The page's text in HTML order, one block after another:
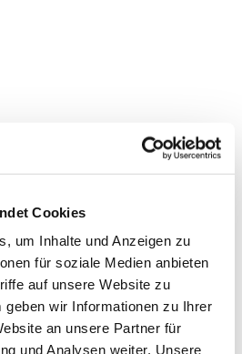
Cookies
um Inhalte und Anzeigen zu
für soziale Medien anbieten
auf unsere Website zu
geben wir Informationen zu Ihrer
an unsere Partner für
und Analysen weiter. Unsere
Sie auch